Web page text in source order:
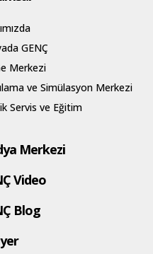
GENÇ
Merkezi
ve Simülasyon Merkezi
Servis ve Eğitim
Merkezi
Video
Blog